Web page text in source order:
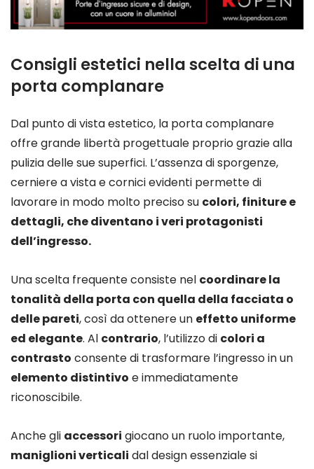
Consigli estetici nella scelta di una
porta complanare
Dal punto di vista estetico, la porta complanare
offre grande libertà progettuale proprio grazie alla
pulizia delle sue superfici. L’assenza di sporgenze,
cerniere a vista e cornici evidenti permette di
lavorare in modo molto preciso su colori, finiture e
dettagli, che diventano i veri protagonisti
dell’ingresso.
Una scelta frequente consiste nel coordinare la
tonalità della porta con quella della facciata o
delle pareti, così da ottenere un effetto uniforme
ed elegante. Al contrario, l’utilizzo di colori a
contrasto consente di trasformare l’ingresso in un
elemento distintivo e immediatamente
riconoscibile.
Anche gli accessori giocano un ruolo importante,
maniglioni verticali dal design essenziale si